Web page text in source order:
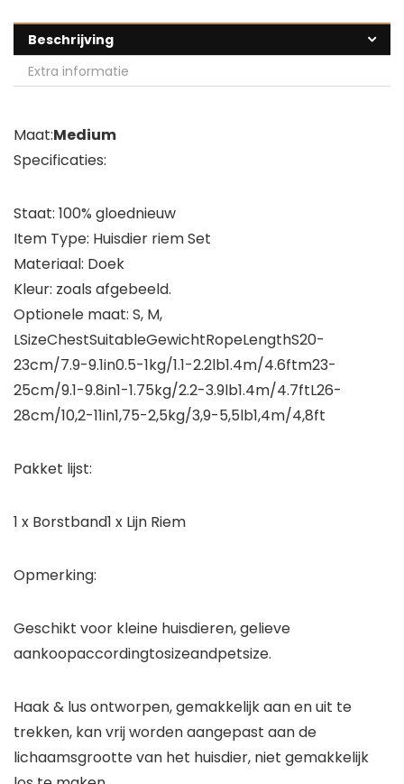
Beschrijving
Extra informatie
Maat:Medium
Specificaties:
Staat: 100% gloednieuw
Item Type: Huisdier riem Set
Materiaal: Doek
Kleur: zoals afgebeeld.
Optionele maat: S, M,
LSizeChestSuitableGewichtRopeLengthS20-
23cm/7.9-9.1in0.5-1kg/1.1-2.2lb1.4m/4.6ftm23-
25cm/9.1-9.8in1-1.75kg/2.2-3.9lb1.4m/4.7ftL26-
28cm/10,2-11in1,75-2,5kg/3,9-5,5lb1,4m/4,8ft
Pakket lijst:
1 x Borstband1 x Lijn Riem
Opmerking:
Geschikt voor kleine huisdieren, gelieve
aankoopaccordingtosizeandpetsize.
Haak & lus ontworpen, gemakkelijk aan en uit te
trekken, kan vrij worden aangepast aan de
lichaamsgrootte van het huisdier, niet gemakkelijk